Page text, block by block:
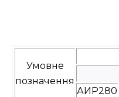
Умовне
позначення
АИР280